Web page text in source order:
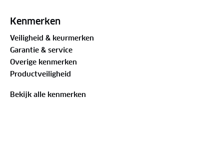
warm gevoel, terwijl het capuchon-model doorloopt
kindje van top tot teen goed beschermd en kan het
onderweg heerlijk ontspannen of slapen.
Dankzij de praktische openingen in het ruggedeelte
bevestig je de voetenzak eenvoudig in de buggy. De
meerdere ritsen maken het mogelijk om de
Kenmerken
Veiligheid & keurmerken
Garantie & service
Overige kenmerken
Productveiligheid
Bekijk alle kenmerken